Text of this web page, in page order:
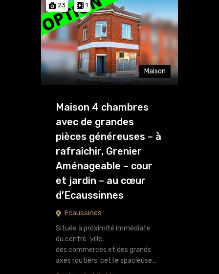
23 1
Maison
Maison 4 chambres
avec de grandes
pièces généreuses – à
rafraîchir, Grenier
Aménageable – cour
et jardin – au cœur
d’Ecaussinnes
Ecaussines
Située à proximité immédiate
du centre-ville,
des commerces et des grands
axes routiers, cette spacieuse…